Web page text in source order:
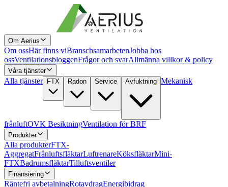
Om Aerius
Om ossHär finns viBranschsamarbetenJobba hos
ossVentilationsbloggenFrågor och svarAllmänna villkor & policy
Våra tjänster
Alla tjänster FTX Radon Service Avfuktning Mekanisk
frånluftOVK BesiktningVentilation för BRF
Produkter
Alla produkterFTX-
AggregatFrånluftsfläktarLuftrenareKöksfläktarMini-
FTXBadrumsfläktarTilluftsventiler
Finansiering
Räntefri avbetalningRotavdragEnergibidrag